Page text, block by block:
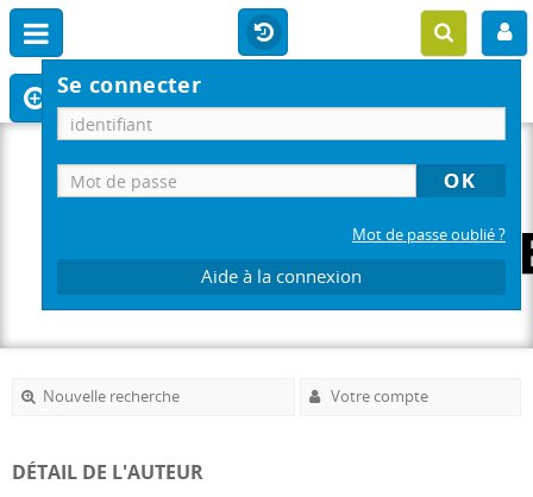
Se connecter
Mot de passe oublié ?
Aide à la connexion
Nouvelle recherche Votre compte
DÉTAIL DE L'AUTEUR